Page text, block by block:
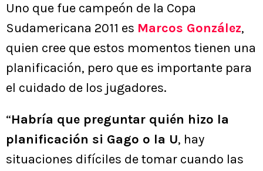
Uno que fue campeón de la Copa
Sudamericana 2011 es Marcos González,
quien cree que estos momentos tienen una
planificación, pero que es importante para
el cuidado de los jugadores.
“Habría que preguntar quién hizo la
planificación si Gago o la U, hay
situaciones difíciles de tomar cuando las